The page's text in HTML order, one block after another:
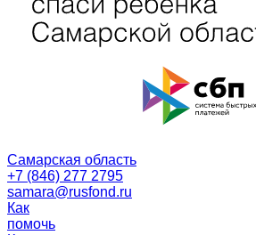
Самарская область
+7 (846) 277 2795
samara@rusfond.ru
Как
помочь